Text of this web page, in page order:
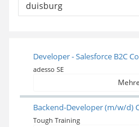
Developer - Salesforce B2C
adesso SE
Backend-Developer (m/w/d)
Tough Training